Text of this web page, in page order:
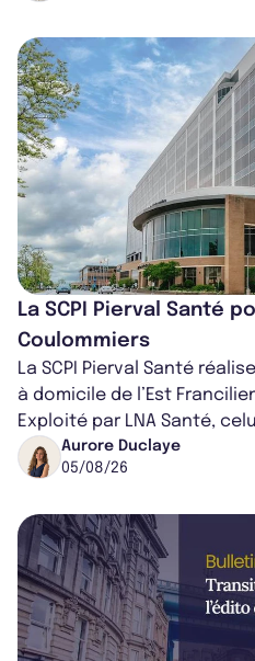
La SCPI Pierval Santé
Coulommiers
La SCPI Pierval Santé
à domicile de l’Est
Exploité par LNA Santé,
médical croissant, qui s...
Aurore Duclaye
05/08/26